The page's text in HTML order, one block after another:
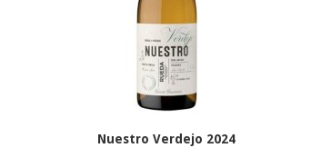
Nuestro Verdejo 2024